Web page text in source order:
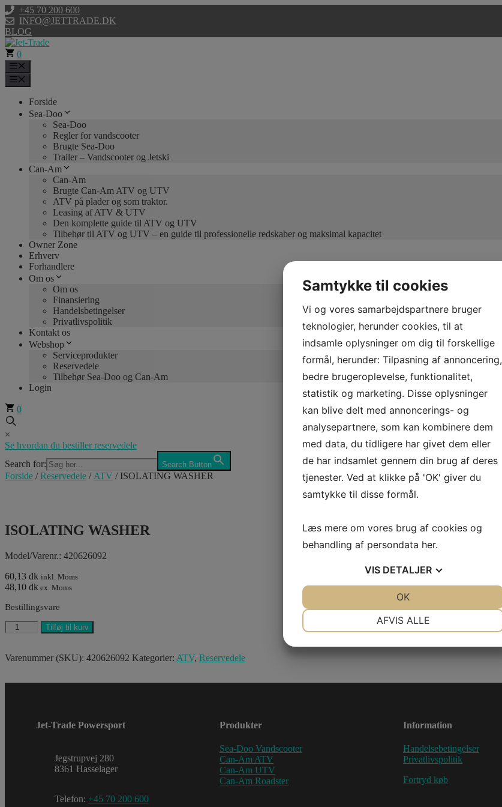
Hop
til
indhold
+45 70 200 600
INFO@JETTRADE.DK
BLOG
0
Forside
Sea-Doo
Sea-Doo
Regler for vandscooter
Brugte Sea-Doo
Trailer – Vandscooter og Jetski
Can-Am
Can-Am
Brugte Can-Am ATV og UTV
ATV på plader og som traktor.
Leasing af ATV & UTV
Den komplette guide til ATV og UTV
Tilbehør til ATV og UTV – en guide til professionelle redskaber og maksimal kapacitet
Owner Zone
Erhverv
Forhandlere
Om os
Om os
Finansiering
Handelsbetingelser
Privatlivspolitik
Kontakt os
Webshop
Serviceprodukter
Reservedele
Tilbehør Sea-Doo og Can-Am
Login
0
×
Se hvordan du bestiller reservedele
Search for:
Search Button
Forside /Reservedele / ATV / ISOLATING WASHER
ISOLATING WASHER
Model/Varenr.: 420626092
60,13 dk inkl. Moms
48,10 dk ex. Moms
Bestillingsvare
ISOLATING
WASHER
Tilføj til kurv
Varenummer (SKU): 420626092 Kategorier: ATV, Reservedele
Jet-Trade Powersport
Jegstrupvej 280
8361 Hasselager
Telefon: +45 70 200 600
Produkter
Sea-Doo Vandscooter
Can-Am ATV
Can-Am UTV
Can-Am Roadster
Information
Handelsebetingelser
Privatlivspolitik
Fortryd køb
Samtykke til cookies
Vi og vores samarbejdspartnere bruger
teknologier, herunder cookies, til at
indsamle oplysninger om dig til forskellige
formål, herunder: Tilpasning af annoncering,
bedre brugeroplevelse, funktionalitet,
statistik og marketing. Disse oplysninger
kan blive delt med annoncerings- og
analysepartnere, som kan kombinere dem
med data, du tidligere har givet dem eller
de har indsamlet gennem din brug af deres
tjenester. Ved at klikke på 'OK' giver du
samtykke til disse formål.
Læs mere om vores brug af cookies og
behandling af persondata her.
VIS DETALJER
AFVIS ALLE
OK